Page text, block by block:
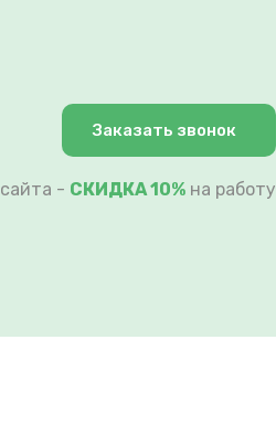
Заказать звонок
- СКИДКА 10% на работу